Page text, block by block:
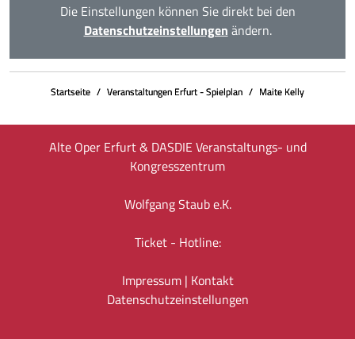
Die Einstellungen können Sie direkt bei den
Datenschutzeinstellungen ändern.
Startseite Veranstaltungen Erfurt - Spielplan Maite Kelly
Alte Oper Erfurt & DASDIE Veranstaltungs- und
Kongresszentrum
Wolfgang Staub e.K.
Ticket - Hotline:
Impressum| Kontakt
Datenschutz­einstellungen